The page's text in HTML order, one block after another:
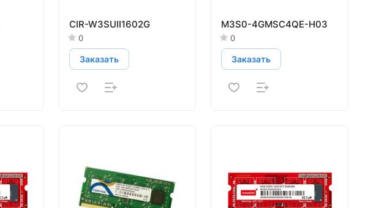
CIR-W3SUII1602G
0
Заказать
M3S0-4GMSC4QE-H03
0
Заказать